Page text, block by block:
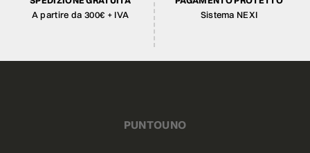
A partire da 300€ + IVA
Sistema NEXI
PUNTOUNO